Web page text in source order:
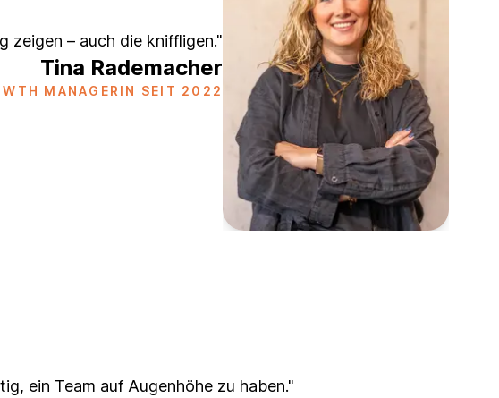
zeigen – auch die kniffligen."
Tina Rademacher
MANAGERIN SEIT 2022
ein Team auf Augenhöhe zu haben."